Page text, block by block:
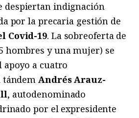
despiertan indignación
por la precaria gestión de
Covid-19. La sobreoferta de
hombres y una mujer) se
apoyo a cuatro
tándemAndrés Arauz-
, autodenominado
por el expresidente